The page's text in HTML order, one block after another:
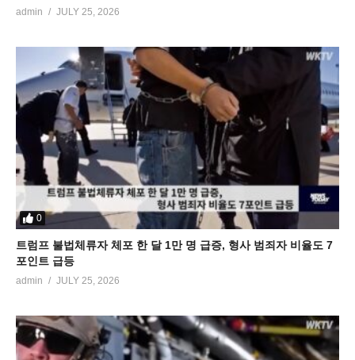
admin JULY 25, 2026
0
트럼프 불법체류자 체포 한 달 1만 명 급증, 형사 범죄자 비율도 7
포인트 급등
admin JULY 25, 2026